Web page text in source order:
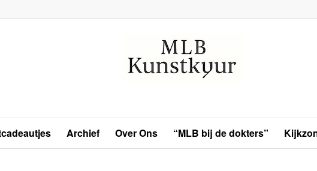
Archief Over Ons “MLB bij de dokters”